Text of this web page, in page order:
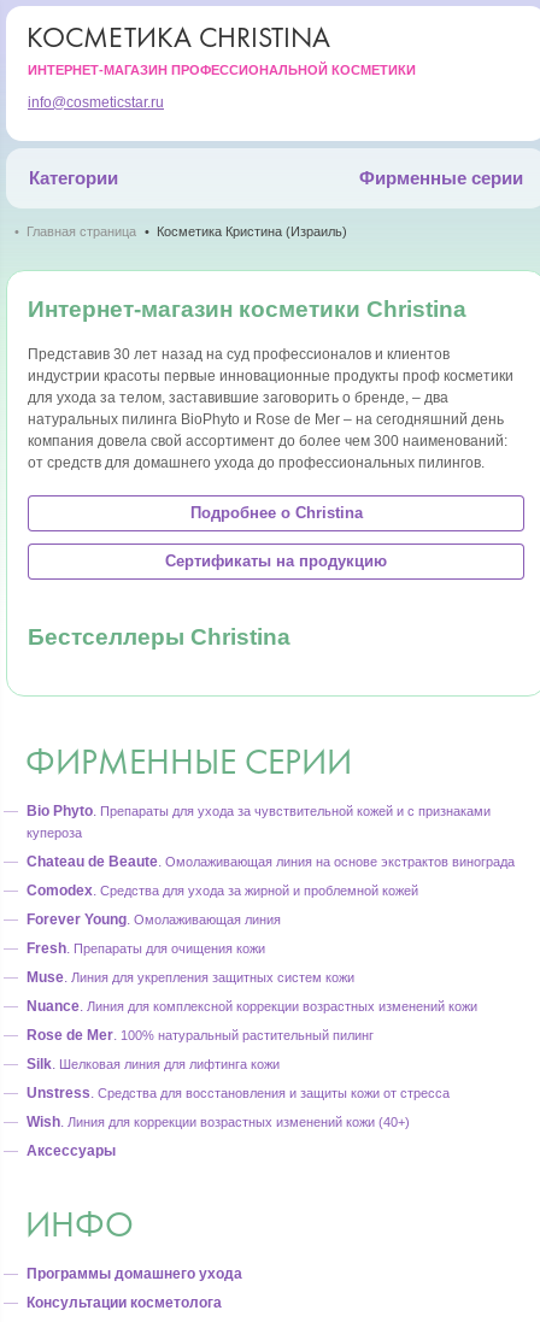
КОСМЕТИКА CHRISTINA
ИНТЕРНЕТ-МАГАЗИН ПРОФЕССИОНАЛЬНОЙ КОСМЕТИКИ
info@cosmeticstar.ru
Категории Фирменные серии
Главная страница Косметика Кристина (Израиль)
Интернет-магазин косметики Christina
Представив 30 лет назад на суд профессионалов и клиентов
индустрии красоты первые инновационные продукты проф косметики
для ухода за телом, заставившие заговорить о бренде, – два
натуральных пилинга BioPhyto и Rose de Mer – на сегодняшний день
компания довела свой ассортимент до более чем 300 наименований:
от средств для домашнего ухода до профессиональных пилингов.
Подробнее о Christina
Сертификаты на продукцию
Бестселлеры Christina
ФИРМЕННЫЕ СЕРИИ
Bio Phyto. Препараты для ухода за чувствительной кожей и с признаками
купероза
Chateau de Beaute. Омолаживающая линия на основе экстрактов винограда
Comodex. Средства для ухода за жирной и проблемной кожей
Forever Young. Омолаживающая линия
Fresh. Препараты для очищения кожи
Muse. Линия для укрепления защитных систем кожи
Nuance. Линия для комплексной коррекции возрастных изменений кожи
Rose de Mer. 100% натуральный растительный пилинг
Silk. Шелковая линия для лифтинга кожи
Unstress. Средства для восстановления и защиты кожи от стресса
Wish. Линия для коррекции возрастных изменений кожи (40+)
Аксессуары
ИНФО
Программы домашнего ухода
Консультации косметолога